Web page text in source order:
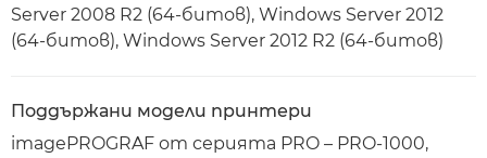
Server 2008 R2 (64-битов), Windows Server 2012
(64-битов), Windows Server 2012 R2 (64-битов)
Поддържани модели принтери
imagePROGRAF от серията PRO – PRO-1000,